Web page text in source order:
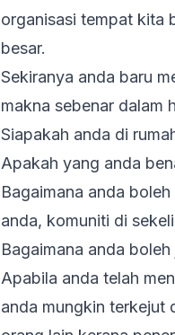
organisasi tempat kita
besar.
Sekiranya anda baru
makna sebenar dalam
Siapakah anda di
Apakah yang anda
Bagaimana anda
anda, komuniti di
Bagaimana anda
Apabila anda telah
anda mungkin terkejut